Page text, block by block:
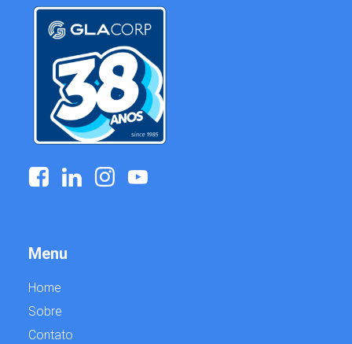
Menu
Home
Sobre
Contato